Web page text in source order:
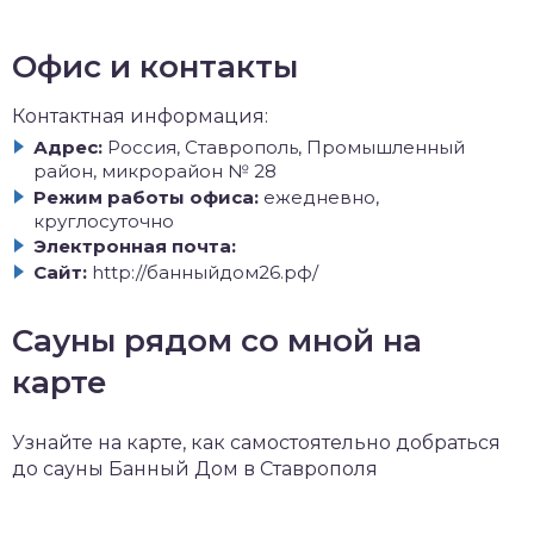
Офис и контакты
Контактная информация:
Адрес: Россия, Ставрополь, Промышленный
район, микрорайон № 28
Режим работы офиса: ежедневно,
круглосуточно
Электронная почта:
Сайт: http://банныйдом26.рф/
Сауны рядом со мной на
карте
Узнайте на карте, как самостоятельно добраться
до сауны Банный Дом в Ставрополя